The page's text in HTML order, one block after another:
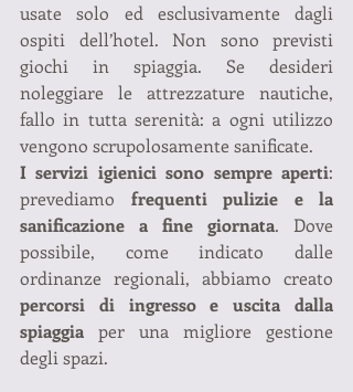
usate solo ed esclusivamente dagli
ospiti dell’hotel. Non sono previsti
giochi in spiaggia. Se desideri
noleggiare le attrezzature nautiche,
fallo in tutta serenità: a ogni utilizzo
vengono scrupolosamente sanificate.
I servizi igienici sono sempre aperti:
prevediamo frequenti pulizie e la
sanificazione a fine giornata. Dove
possibile, come indicato dalle
percorsi di ingresso e uscita dalla
spiaggia per una migliore gestione
degli spazi.